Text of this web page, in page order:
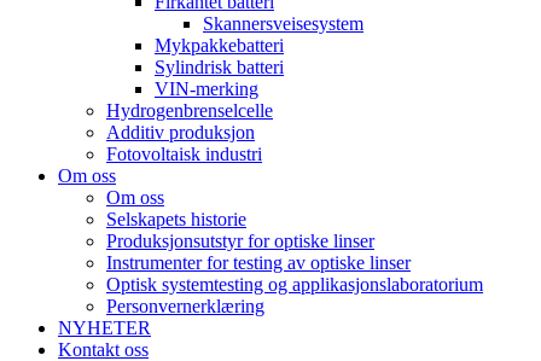
Skannersveisesystem
Mykpakkebatteri
Sylindrisk batteri
VIN-merking
Hydrogenbrenselcelle
Additiv produksjon
Fotovoltaisk industri
Om oss
Om oss
Selskapets historie
Produksjonsutstyr for optiske linser
Instrumenter for testing av optiske linser
Optisk systemtesting og applikasjonslaboratorium
Personvernerklæring
NYHETER
Kontakt oss